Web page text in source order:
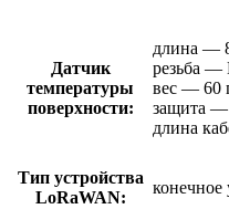
Датчик
температуры
поверхности:
длина —
резьба —
вес — 60
защита —
длина
Тип устройства
LoRaWAN:
конечное